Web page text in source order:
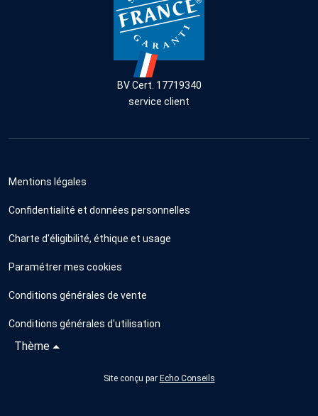
BV Cert. 17719340
service client
Mentions légales
Confidentialité et données personnelles
Charte d'éligibilité, éthique et usage
Paramétrer mes cookies
Conditions générales de vente
Conditions générales d'utilisation
Thème
Site conçu par Echo Conseils